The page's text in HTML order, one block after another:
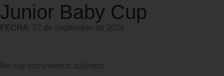
Junior Baby Cup
FECHA : 27 de September de 2026
No hay documentos adjuntos.